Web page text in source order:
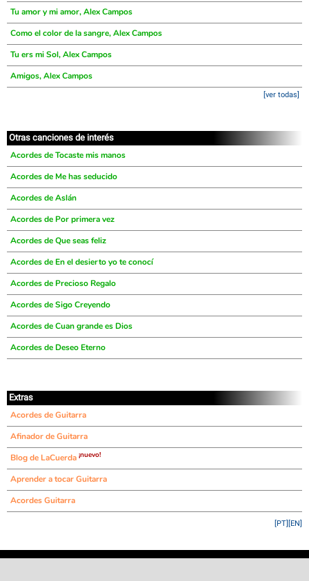
Tu amor y mi amor, Alex Campos
Como el color de la sangre, Alex Campos
Tu ers mi Sol, Alex Campos
Amigos, Alex Campos
[ver todas]
Otras canciones de interés
Acordes de Tocaste mis manos
Acordes de Me has seducido
Acordes de Aslán
Acordes de Por primera vez
Acordes de Que seas feliz
Acordes de En el desierto yo te conocí
Acordes de Precioso Regalo
Acordes de Sigo Creyendo
Acordes de Cuan grande es Dios
Acordes de Deseo Eterno
Extras
Acordes de Guitarra
Afinador de Guitarra
Blog de LaCuerda ¡nuevo!
Aprender a tocar Guitarra
Acordes Guitarra
[EN]
[PT]